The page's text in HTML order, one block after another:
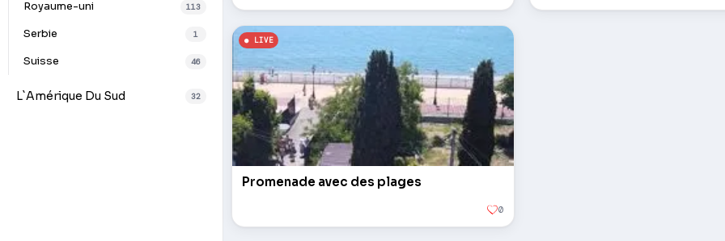
Royaume-uni 113
Serbie 1
Suisse 46
L`Amérique Du Sud 32
Promenade avec des plages
0